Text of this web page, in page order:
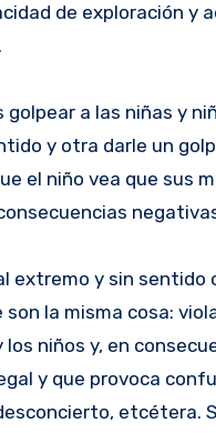
de exploración y
golpear a las niñas y
y otra darle un
el niño vea que sus
extremo y sin sentido
son la misma cosa:
los niños y, en
y que provoca
etcétera.